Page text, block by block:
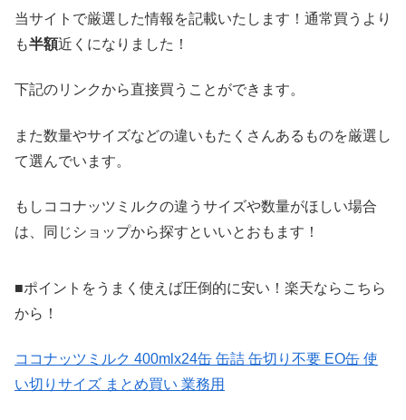
当サイトで厳選した情報を記載いたします！通常買うより
も半額近くになりました！
下記のリンクから直接買うことができます。
また数量やサイズなどの違いもたくさんあるものを厳選し
て選んでいます。
もしココナッツミルクの違うサイズや数量がほしい場合
は、同じショップから探すといいとおもます！
■ポイントをうまく使えば圧倒的に安い！楽天ならこちら
から！
ココナッツミルク 400mlx24缶 缶詰 缶切り不要 EO缶 使
い切りサイズ まとめ買い 業務用